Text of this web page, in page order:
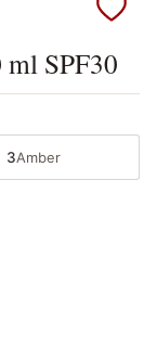
ml SPF30
3Amber